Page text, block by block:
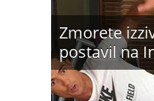
Zmorete
postavil na